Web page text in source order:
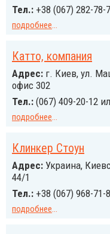
Тел.: +38 (067) 282-78-
подробнее...
Катто, компания
Адрес: г. Киев, ул.
офис 302
Тел.: (067) 409-20-12
подробнее...
Клинкер Стоун
Адрес: Украина,
44/1
Тел.: +38 (067) 968-71-
подробнее...